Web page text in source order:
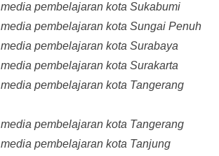
pembelajaran kota Sukabumi
pembelajaran kota Sungai Penuh
pembelajaran kota Surabaya
pembelajaran kota Surakarta
pembelajaran kota Tangerang
pembelajaran kota Tangerang
pembelajaran kota Tanjung